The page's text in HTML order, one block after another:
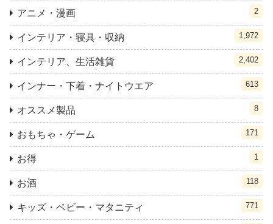
アニメ・漫画 2
インテリア・寝具・収納 1,972
インテリア、生活雑貨 2,402
インナー・下着・ナイトウエア 613
オススメ製品 8
おもちゃ・ゲーム 171
お得 1
お酒 118
キッズ・ベビー・マタニティ 771